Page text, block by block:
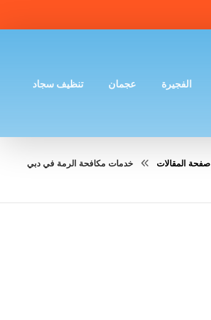
الفجيرة عجمان تنظيف سجاد
صفحة المقالات خدمات مكافحة الرمة في دبي